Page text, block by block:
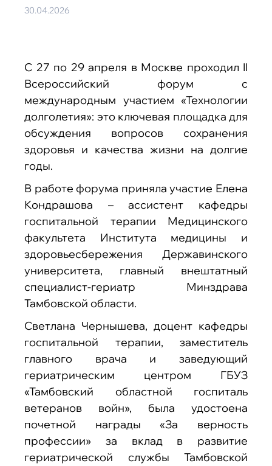
30.04.2026
С 27 по 29 апреля в Москве проходил II
Всероссийский форум с
международным участием «Технологии
долголетия»: это ключевая площадка для
обсуждения вопросов сохранения
здоровья и качества жизни на долгие
годы.
В работе форума приняла участие Елена
Кондрашова – ассистент кафедры
госпитальной терапии Медицинского
факультета Института медицины и
здоровьесбережения Державинского
университета, главный внештатный
специалист‑гериатр Минздрава
Тамбовской области.
Светлана Чернышева, доцент кафедры
госпитальной терапии, заместитель
главного врача и заведующий
гериатрическим центром ГБУЗ
«Тамбовский областной госпиталь
ветеранов войн», была удостоена
почетной награды «За верность
профессии» за вклад в развитие
гериатрической службы Тамбовской